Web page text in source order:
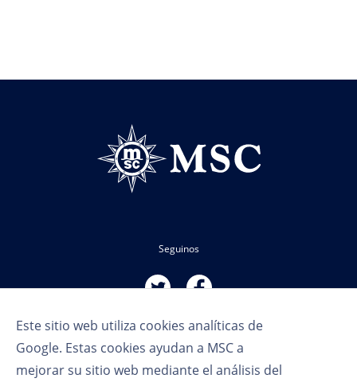
Este sitio web utiliza cookies analíticas de
Google. Estas cookies ayudan a MSC a
mejorar su sitio web mediante el análisis del
Seguinos